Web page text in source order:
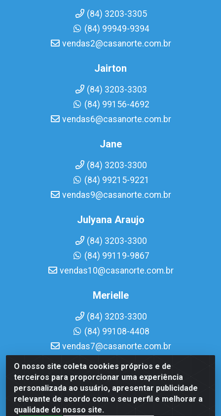
O nosso site coleta cookies próprios e de
terceiros para proporcionar uma experiência
personalizada ao usuário, apresentar publicidade
relevante de acordo com o seu perfil e melhorar a
qualidade do nosso site.
(84) 3203-3305
(84) 99949-9394
vendas2@casanorte.com.br
Jairton
(84) 3203-3303
(84) 99156-4692
vendas6@casanorte.com.br
Jane
(84) 3203-3300
(84) 99215-9221
vendas9@casanorte.com.br
Julyana Araujo
(84) 3203-3300
(84) 99119-9867
vendas10@casanorte.com.br
Merielle
(84) 3203-3300
(84) 99108-4408
vendas7@casanorte.com.br
Casa Norte LTDA - Av. Interventor Mário Câmara, 1815 -
Dix-Sept Rosado, Natal/RN - CEP 59054-600 - CNPJ
08.713.513/0001-51